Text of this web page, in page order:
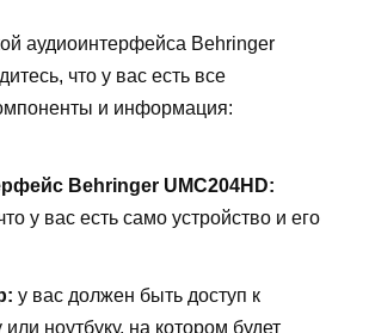
аудиоинтерфейса Behringer
что у вас есть все
и информация:
Behringer UMC204HD:
у вас есть само устройство и его
у вас должен быть доступ к
ноутбуку, на котором будет